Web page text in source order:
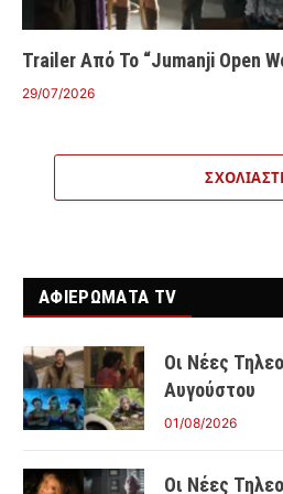
Trailer Από Το “Jumanji Open
29/07/2026
ΑΦΙΕΡΩΜΑΤΑ TV
Οι Νέες
Αυγούστου
01/08/2026
Οι Νέες